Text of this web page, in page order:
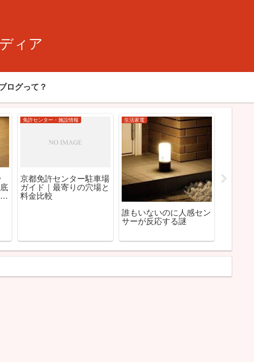
ィア
ログって？
ンバお
術
生活家電
ドライ運転の電気代はど
れ？冷房との差を解説
生活家電
【2026年最新】サーキ
ュレーターおすすめ10選
（売れる実在モデル）